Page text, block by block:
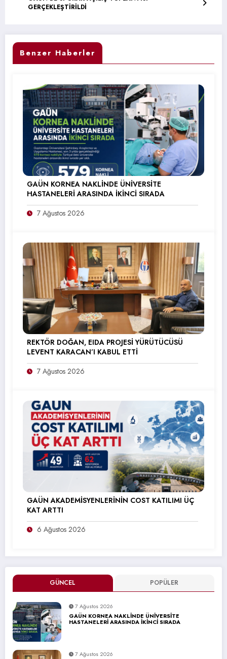
GÜNCEL POPÜLER
7 Ağustos 2026
GAÜN KORNEA NAKLİNDE ÜNİVERSİTE
HASTANELERİ ARASINDA İKİNCİ SIRADA
7 Ağustos 2026
GERÇEKLEŞTİRİLDİ
Benzer Haberler
GAÜN KORNEA NAKLİNDE ÜNİVERSİTE
HASTANELERİ ARASINDA İKİNCİ SIRADA
7 Ağustos 2026
REKTÖR DOĞAN, EIDA PROJESİ YÜRÜTÜCÜSÜ
LEVENT KARACAN’I KABUL ETTİ
7 Ağustos 2026
GAÜN AKADEMİSYENLERİNİN COST KATILIMI ÜÇ
KAT ARTTI
6 Ağustos 2026